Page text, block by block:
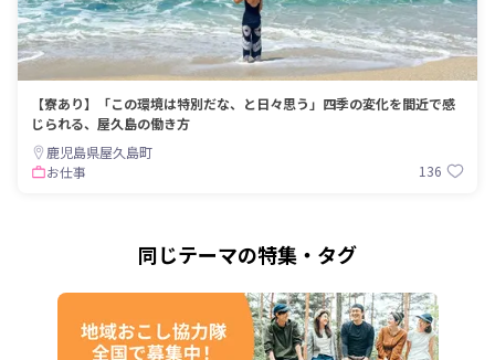
【寮あり】「この環境は特別だな、と日々思う」四季の変化を間近で感
じられる、屋久島の働き方
鹿児島県屋久島町
お仕事
136
同じテーマの特集・タグ